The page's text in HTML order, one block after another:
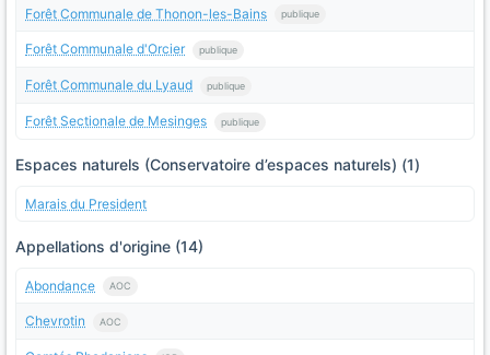
Forêt Communale de Thonon-les-Bains publique
Forêt Communale d'Orcier publique
Forêt Communale du Lyaud publique
Forêt Sectionale de Mesinges publique
Espaces naturels (Conservatoire d’espaces naturels) (1)
Marais du President
Appellations d'origine (14)
Abondance AOC
Chevrotin AOC